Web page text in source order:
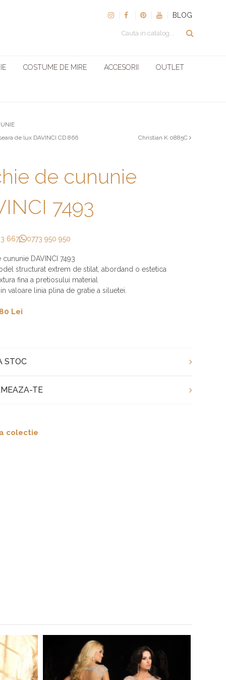
BLOG
COSTUME DE MIRE ACCESORII OUTLET
de lux DAVINCI CD 866
Christian K 0885C
de cununie
7493
667 0773 950 950
DAVINCI 7493
structurat extrem de stilat, abordand o estetica
fina a pretiosului material
valoare linia plina de gratie a siluetei.
Lei
STOC
TE
colectie